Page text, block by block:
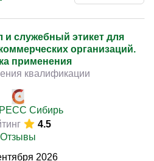
норм поведения, правил
требований позволяет
систему и достигать
поведения, норм
организации встреч и
позволяет выстроить
работы. Практическая
способствует применению
и служебный этикет для
организаций.
применения
квалификации
Сибирь
4.5
Отзывы
2026